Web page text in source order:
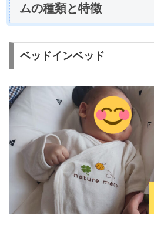
ムの種類と特徴
ベッドインベッド